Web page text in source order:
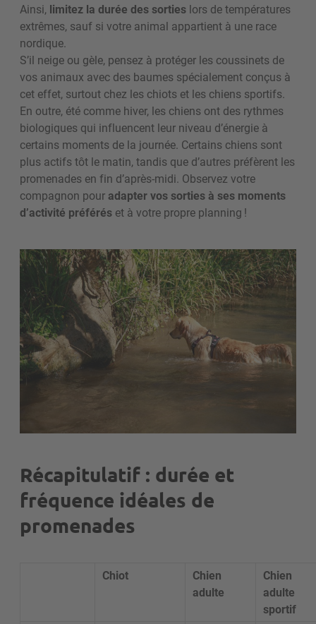
Ainsi, limitez la durée des sorties lors de températures
extrêmes, sauf si votre animal appartient à une race
nordique.
S’il neige ou gèle, pensez à protéger les coussinets de
vos animaux avec des baumes spécialement conçus à
cet effet, surtout chez les chiots et les chiens sportifs.
En outre, été comme hiver, les chiens ont des rythmes
biologiques qui influencent leur niveau d’énergie à
certains moments de la journée. Certains chiens sont
plus actifs tôt le matin, tandis que d’autres préfèrent les
promenades en fin d’après-midi. Observez votre
compagnon pour adapter vos sorties à ses moments
d’activité préférés et à votre propre planning !
Récapitulatif : durée et
fréquence idéales de
promenades
Chiot
Chien
adulte
Chien
adulte
sportif